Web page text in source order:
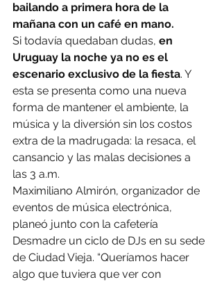
bailando a primera hora de la
mañana con un café en mano.
Si todavía quedaban dudas, en
Uruguay la noche ya no es el
escenario exclusivo de la fiesta. Y
esta se presenta como una nueva
forma de mantener el ambiente, la
música y la diversión sin los costos
extra de la madrugada: la resaca, el
cansancio y las malas decisiones a
las 3 a.m.
Maximiliano Almirón, organizador de
eventos de música electrónica,
planeó junto con la cafetería
Desmadre un ciclo de DJs en su sede
de Ciudad Vieja. “Queríamos hacer
algo que tuviera que ver con